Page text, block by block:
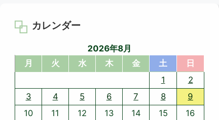
カレンダー
2026年8月
月
火 水 木 金 土
日
1
2
3
4 5 6 7 8
9
10
11 12 13 14 15
16